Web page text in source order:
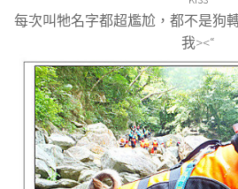
每次叫牠名字都超尷尬，都不是狗
我><“